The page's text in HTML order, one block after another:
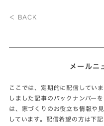
＜ BACK
メールニ
ここでは、定期的に配信してい
しました記事のバックナンバー
は、家づくりのお役立ち情報や
しています。配信希望の方は下